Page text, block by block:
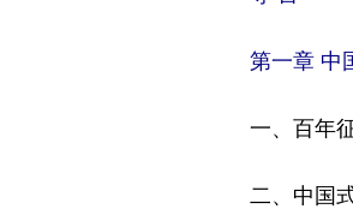
第一章 中
一、百年征
二、中国式